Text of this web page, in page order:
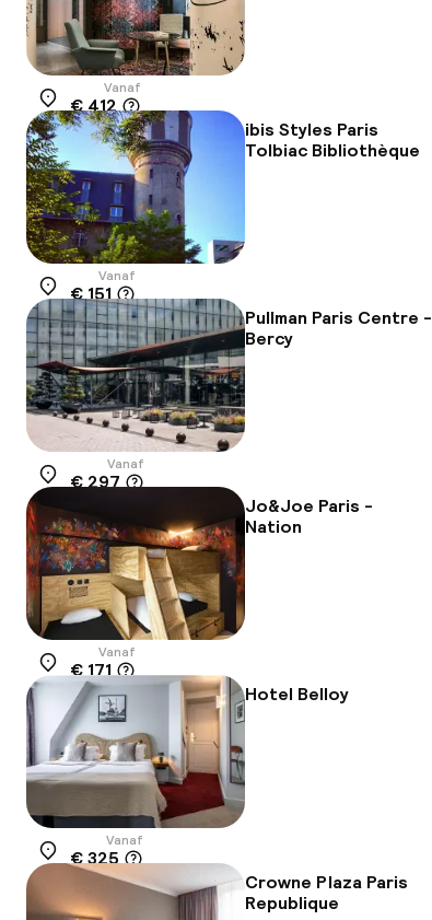
Locatie
Vanaf
€ 412
ibis Styles Paris
Tolbiac Bibliothèque
Locatie
Vanaf
€ 151
Pullman Paris Centre -
Bercy
Locatie
Vanaf
€ 297
Jo&Joe Paris -
Nation
Locatie
Vanaf
€ 171
Hotel Belloy
Locatie
Vanaf
€ 325
Crowne Plaza Paris
Republique